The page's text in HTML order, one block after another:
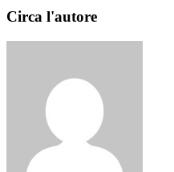
Circa l'autore